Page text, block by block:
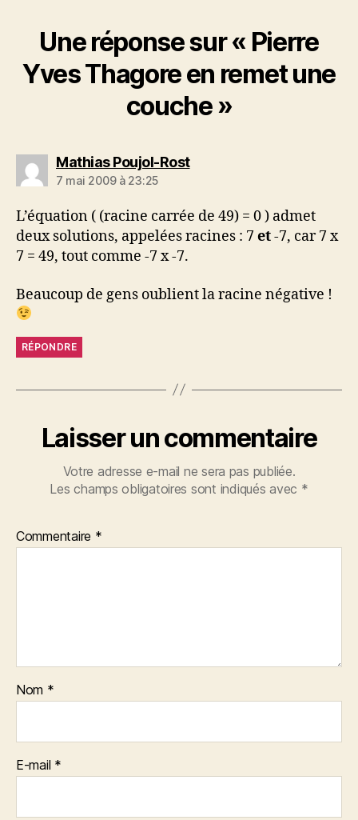
Une réponse sur « Pierre
Yves Thagore en remet une
couche »
Mathias Poujol-Rostdit :
7 mai 2009 à 23:25
L’équation ( (racine carrée de 49) = 0 ) admet
deux solutions, appelées racines : 7et-7, car 7 x
7 = 49, tout comme -7 x -7.
Beaucoup de gens oublient la racine négative !
RÉPONDRE
Laisser un commentaire
Votre adresse e-mail ne sera pas publiée.
Les champs obligatoires sont indiqués avec *
Commentaire *
Nom *
E-mail *